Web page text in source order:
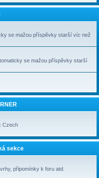
se mažou příspěvky starší víc než
se mažou příspěvky starší
Czech
sekce
připomínky k foru atd.